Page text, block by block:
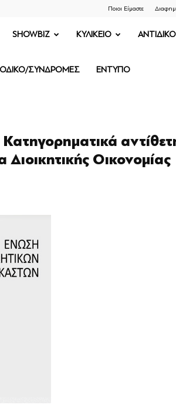
Ποιοι Είμαστε
SHOWBIZ ΚΥΛΙΚΕΙΟ
ΣΥΝΔΡΟΜΕΣ ΕΝΤΥΠΟ
Οικονομίας